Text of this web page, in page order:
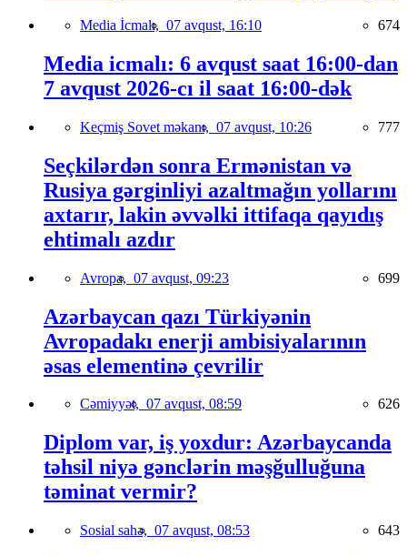
Media İcmalı, 07 avqust, 16:10 674
Media icmalı: 6 avqust saat 16:00-dan
7 avqust 2026-cı il saat 16:00-dək
Keçmiş Sovet məkanı, 07 avqust, 10:26 777
Seçkilərdən sonra Ermənistan və
Rusiya gərginliyi azaltmağın yollarını
axtarır, lakin əvvəlki ittifaqa qayıdış
ehtimalı azdır
Avropa, 07 avqust, 09:23 699
Azərbaycan qazı Türkiyənin
Avropadakı enerji ambisiyalarının
əsas elementinə çevrilir
Cəmiyyət, 07 avqust, 08:59 626
Diplom var, iş yoxdur: Azərbaycanda
təhsil niyə gənclərin məşğulluğuna
təminat vermir?
Sosial sahə, 07 avqust, 08:53 643